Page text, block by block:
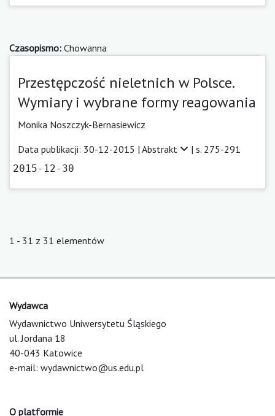
Czasopismo: Chowanna
Przestępczość nieletnich w Polsce.
Wymiary i wybrane formy reagowania
Monika Noszczyk-Bernasiewicz
Data publikacji: 30-12-2015 | Abstrakt | s. 275-291
2015-12-30
1 - 31 z 31 elementów
Wydawca
Wydawnictwo Uniwersytetu Śląskiego
ul. Jordana 18
40-043 Katowice
e-mail: wydawnictwo@us.edu.pl
O platformie